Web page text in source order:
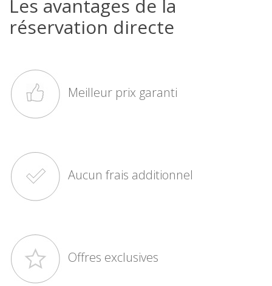
Les avantages de la
réservation directe
Meilleur prix garanti
Aucun frais additionnel
Offres exclusives